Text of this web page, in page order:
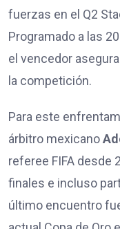
fuerzas en el Q2
Programado a las
el vencedor
la competición.
Para este
árbitro mexicano
referee FIFA desde
finales e incluso
último encuentro